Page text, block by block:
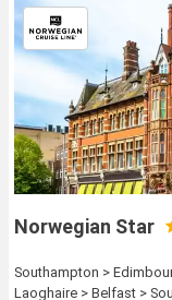
Norwegian Star
Southampton >
Laoghaire > Belfast >